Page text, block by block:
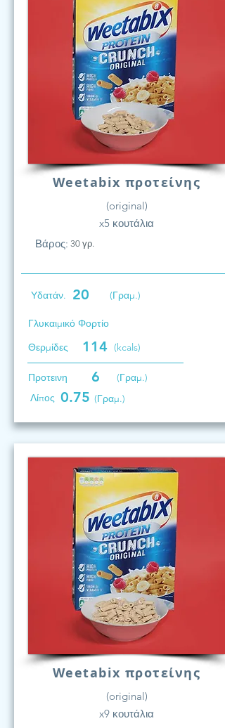
Weetabix προτείνης
(original)
x5 κουτάλια
Βάρος: 30 γρ.
Υδατάν. 20 (Γραμ.)
Γλυκαιμικό Φορτίο
Θερμίδες
114 (kcals)
Προτεινη 6
(Γραμ.)
Λίπος 0.75 (Γραμ.)
Weetabix προτείνης
(original)
x9 κουτάλια